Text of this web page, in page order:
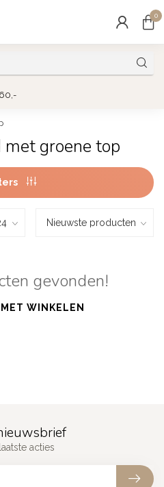
0
groene top
gevonden!
WINKELEN
acties